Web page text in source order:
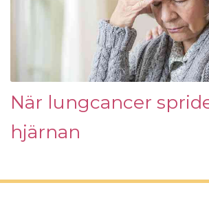
När lungcancer
hjärnan